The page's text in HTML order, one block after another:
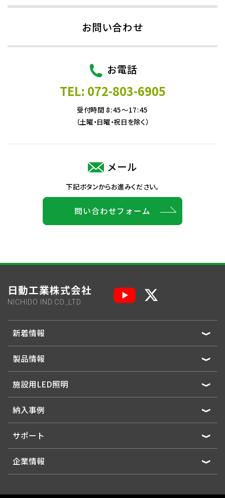
お問い合わせ
お電話
TEL: 072-803-6905
受付時間 8:45～17:45
（土曜・日曜・祝日を除く）
メール
下記ボタンからお進みください。
問い合わせフォーム
日動工業株式会社
NICHIDO IND.CO.,LTD.
新着情報
製品情報
施設用LED照明
納入事例
サポート
企業情報